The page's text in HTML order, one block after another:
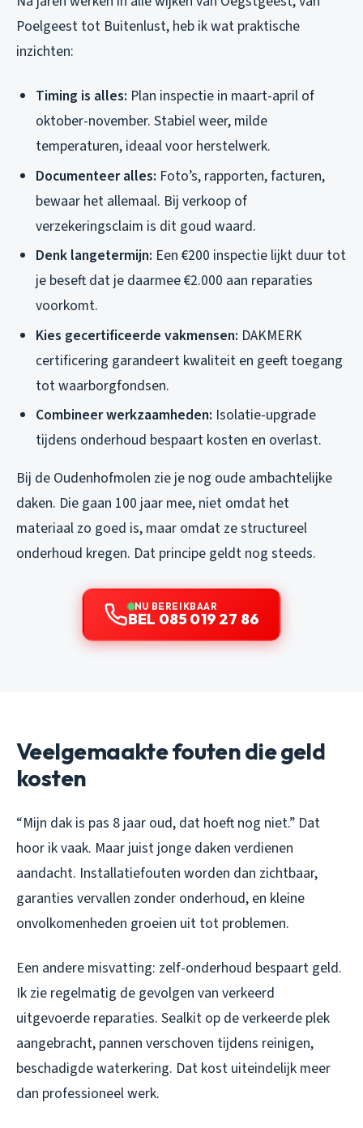
Poelgeest tot Buitenlust, heb ik wat praktische
inzichten:
Timing is alles: Plan inspectie in maart-april of
oktober-november. Stabiel weer, milde
temperaturen, ideaal voor herstelwerk.
Documenteer alles: Foto’s, rapporten, facturen,
bewaar het allemaal. Bij verkoop of
verzekeringsclaim is dit goud waard.
Denk langetermijn: Een €200 inspectie lijkt duur tot
je beseft dat je daarmee €2.000 aan reparaties
voorkomt.
Kies gecertificeerde vakmensen: DAKMERK
certificering garandeert kwaliteit en geeft toegang
tot waarborgfondsen.
Combineer werkzaamheden: Isolatie-upgrade
tijdens onderhoud bespaart kosten en overlast.
Bij de Oudenhofmolen zie je nog oude ambachtelijke
daken. Die gaan 100 jaar mee, niet omdat het
materiaal zo goed is, maar omdat ze structureel
onderhoud kregen. Dat principe geldt nog steeds.
NU BEREIKBAAR
BEL 085 019 27 86
Veelgemaakte fouten die geld
kosten
“Mijn dak is pas 8 jaar oud, dat hoeft nog niet.” Dat
hoor ik vaak. Maar juist jonge daken verdienen
aandacht. Installatiefouten worden dan zichtbaar,
garanties vervallen zonder onderhoud, en kleine
onvolkomenheden groeien uit tot problemen.
Een andere misvatting: zelf-onderhoud bespaart geld.
Ik zie regelmatig de gevolgen van verkeerd
uitgevoerde reparaties. Sealkit op de verkeerde plek
aangebracht, pannen verschoven tijdens reinigen,
beschadigde waterkering. Dat kost uiteindelijk meer
dan professioneel werk.